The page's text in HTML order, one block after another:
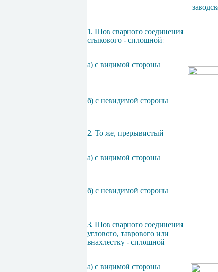
1. Шов сварного соединения
стыкового - сплошной:
а) с видимой стороны
б) с невидимой стороны
2. То же, прерывистый
а) с видимой стороны
б) с невидимой стороны
3. Шов сварного соединения
углового, таврового или
внахлестку - сплошной
а) с видимой стороны